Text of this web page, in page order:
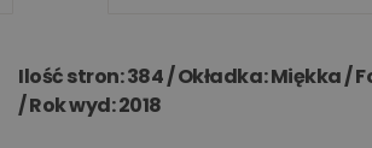
Ilość stron: 384 / Okładka: Miękka /
/ Rok wyd: 2018